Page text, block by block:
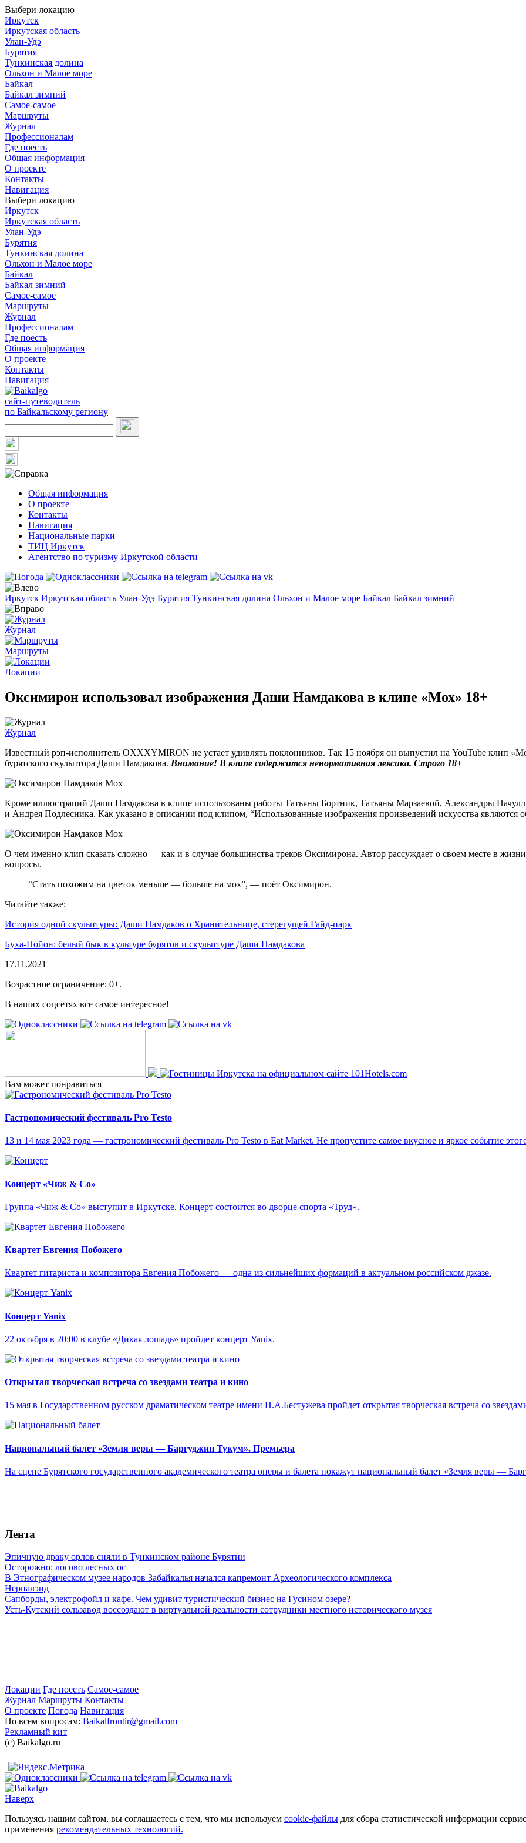
Выбери локацию
Иркутск
Иркутская область
Улан-Удэ
Бурятия
Тункинская долина
Ольхон и Малое море
Байкал
Байкал зимний
Самое-самое
Маршруты
Журнал
Профессионалам
Где поесть
Общая информация
О проекте
Контакты
Навигация
Выбери локацию
Иркутск
Иркутская область
Улан-Удэ
Бурятия
Тункинская долина
Ольхон и Малое море
Байкал
Байкал зимний
Самое-самое
Маршруты
Журнал
Профессионалам
Где поесть
Общая информация
О проекте
Контакты
Навигация
сайт-путеводитель
по Байкальскому региону
Общая информация
О проекте
Контакты
Навигация
Национальные парки
ТИЦ Иркутск
Агентство по туризму Иркутской области
Иркутск Иркутская область Улан-Удэ Бурятия Тункинская долина Ольхон и Малое море Байкал Байкал зимний
Журнал
Маршруты
Локации
Оксимирон использовал изображения Даши Намдакова в клипе «Мох» 18+
Журнал
Известный рэп-исполнитель OXXXYMIRON не устает удивлять поклонников. Так 15 ноября он выпустил на YouTube клип
бурятского скульптора Даши Намдакова. Внимание! В клипе содержится ненормативная лексика. Строго 18+
Кроме иллюстраций Даши Намдакова в клипе использованы работы Татьяны Бортник, Татьяны Марзаевой, Александры
и Андрея Подлесника. Как указано в описании под клипом, “Использованные изображения произведений искусства являются
О чем именно клип сказать сложно — как и в случае большинства треков Оксимирона. Автор рассуждает о своем месте в
вопросы.
“Стать похожим на цветок меньше — больше на мох”, — поёт Оксимирон.
Читайте также:
История одной скульптуры: Даши Намдаков о Хранительнице, стерегущей Гайд-парк
Буха-Нойон: белый бык в культуре бурятов и скульптуре Даши Намдакова
17.11.2021
Возрастное ограничение: 0+.
В наших соцсетях все самое интересное!
Вам может понравиться
Гастрономический фестиваль Pro Testo
13 и 14 мая 2023 года — гастрономический фестиваль Pro Testo в Eat Market. Не пропустите самое вкусное и яркое событие
Концерт «Чиж & Cо»
Группа «Чиж & Co» выступит в Иркутске. Концерт состоится во дворце спорта «Труд».
Квартет Евгения Побожего
Квартет гитариста и композитора Евгения Побожего — одна из сильнейших формаций в актуальном российском джазе.
Концерт Yanix
22 октября в 20:00 в клубе «Дикая лошадь» пройдет концерт Yanix.
Открытая творческая встреча со звездами театра и кино
15 мая в Государственном русском драматическом театре имени Н.А.Бестужева пройдет открытая творческая встреча со
Национальный балет «Земля веры — Баргуджин Тукум‎». Премьера
На сцене Бурятского государственного академического театра оперы и балета покажут национальный балет «Земля веры —
Лента
Эпичную драку орлов сняли в Тункинском районе Бурятии
Осторожно: логово лесных ос
В Этнографическом музее народов Забайкалья начался капремонт Археологического комплекса
Нерпалэнд
Сапборды, электрофойл и кафе. Чем удивит туристический бизнес на Гусином озере?
Усть-Кутский сользавод воссоздают в виртуальной реальности сотрудники местного исторического музея
Локации Где поесть Самое-самое
Журнал Маршруты Контакты
О проекте Погода Навигация
По всем вопросам: Baikalfrontir@gmail.com
Рекламный кит
(с) Baikalgo.ru
Наверх
Пользуясь нашим сайтом, вы соглашаетесь с тем, что мы используем cookie-файлы для сбора статистической информации
применения рекомендательных технологий.